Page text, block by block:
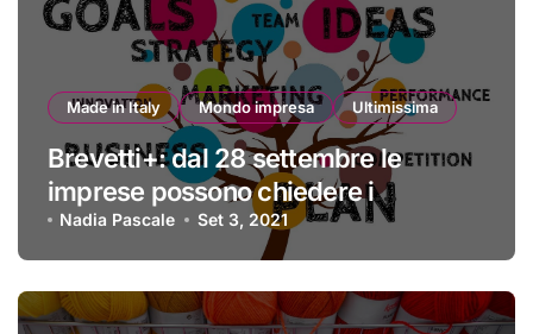
Made in Italy Mondo impresa Ultimissima
Brevetti+: dal 28 settembre le
imprese possono chiedere i
finanziamenti
Nadia Pascale Set 3, 2021